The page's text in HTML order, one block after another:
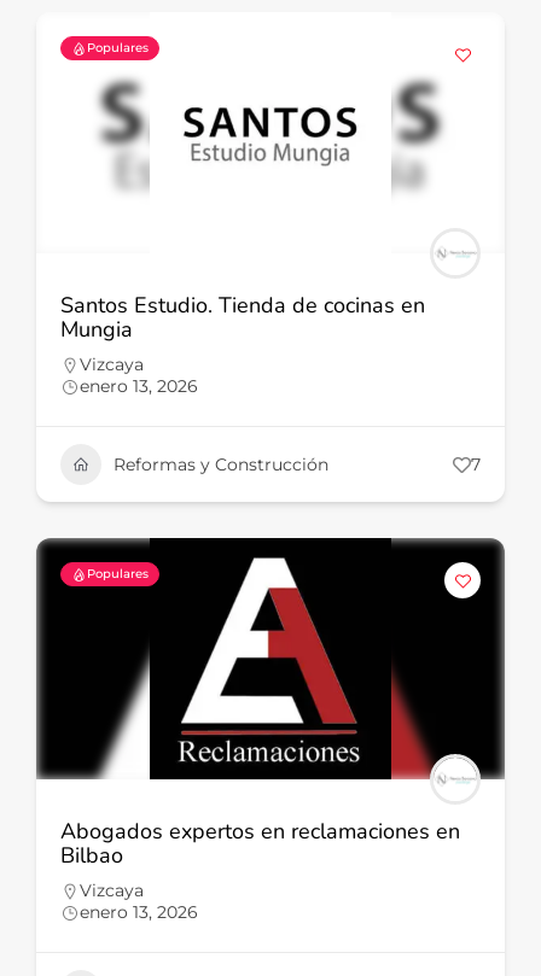
Populares
Santos Estudio. Tienda de cocinas en
Mungia
Vizcaya
enero 13, 2026
Reformas y Construcción 7
Populares
Abogados expertos en reclamaciones en
Bilbao
Vizcaya
enero 13, 2026